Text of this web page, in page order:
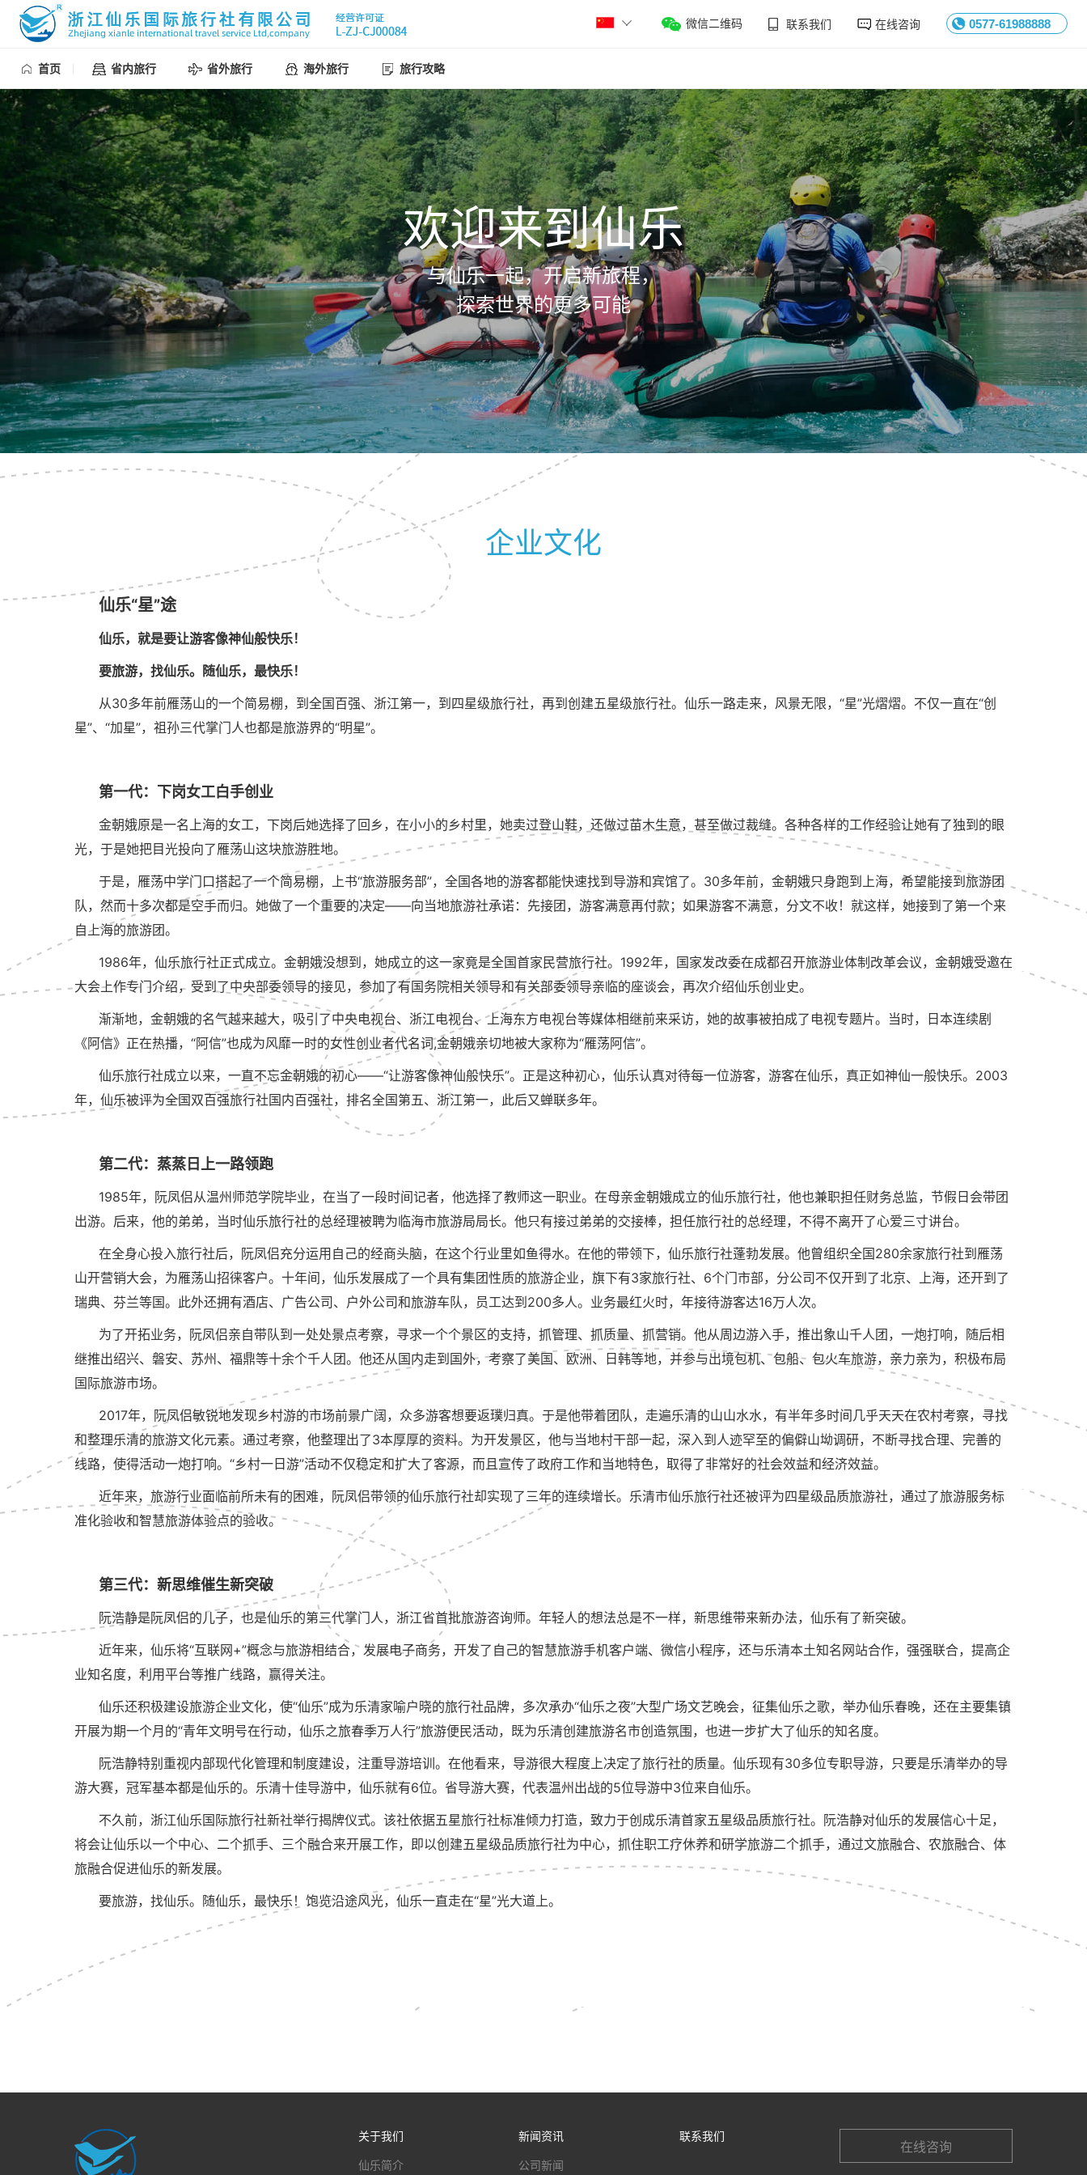
微信二维码 联系我们 在线咨询 0577-61988888
首页 省内旅行 省外旅行 海外旅行 旅行攻略
欢迎来到仙乐
与仙乐一起，开启新旅程，
探索世界的更多可能
企业文化
仙乐“星”途
仙乐，就是要让游客像神仙般快乐！
要旅游，找仙乐。随仙乐，最快乐！
从30多年前雁荡山的一个简易棚，到全国百强、浙江第一，到四星级旅行社，再到创建五星级旅行社。仙乐一路走来，风景无限，“星”光熠熠。不仅一直在“创
星”、“加星”，祖孙三代掌门人也都是旅游界的“明星”。
第一代：下岗女工白手创业
金朝娥原是一名上海的女工，下岗后她选择了回乡，在小小的乡村里，她卖过登山鞋，还做过苗木生意，甚至做过裁缝。各种各样的工作经验让她有了独到的眼
光，于是她把目光投向了雁荡山这块旅游胜地。
于是，雁荡中学门口搭起了一个简易棚，上书“旅游服务部”，全国各地的游客都能快速找到导游和宾馆了。30多年前，金朝娥只身跑到上海，希望能接到旅游团
队，然而十多次都是空手而归。她做了一个重要的决定——向当地旅游社承诺：先接团，游客满意再付款；如果游客不满意，分文不收！就这样，她接到了第一个来
自上海的旅游团。
1986年，仙乐旅行社正式成立。金朝娥没想到，她成立的这一家竟是全国首家民营旅行社。1992年，国家发改委在成都召开旅游业体制改革会议，金朝娥受邀在
大会上作专门介绍，受到了中央部委领导的接见，参加了有国务院相关领导和有关部委领导亲临的座谈会，再次介绍仙乐创业史。
渐渐地，金朝娥的名气越来越大，吸引了中央电视台、浙江电视台、上海东方电视台等媒体相继前来采访，她的故事被拍成了电视专题片。当时，日本连续剧
《阿信》正在热播，“阿信”也成为风靡一时的女性创业者代名词,金朝娥亲切地被大家称为“雁荡阿信”。
仙乐旅行社成立以来，一直不忘金朝娥的初心——“让游客像神仙般快乐”。正是这种初心，仙乐认真对待每一位游客，游客在仙乐，真正如神仙一般快乐。2003
年，仙乐被评为全国双百强旅行社国内百强社，排名全国第五、浙江第一，此后又蝉联多年。
第二代：蒸蒸日上一路领跑
1985年，阮凤侣从温州师范学院毕业，在当了一段时间记者，他选择了教师这一职业。在母亲金朝娥成立的仙乐旅行社，他也兼职担任财务总监，节假日会带团
出游。后来，他的弟弟，当时仙乐旅行社的总经理被聘为临海市旅游局局长。他只有接过弟弟的交接棒，担任旅行社的总经理，不得不离开了心爱三寸讲台。
在全身心投入旅行社后，阮凤侣充分运用自己的经商头脑，在这个行业里如鱼得水。在他的带领下，仙乐旅行社蓬勃发展。他曾组织全国280余家旅行社到雁荡
山开营销大会，为雁荡山招徕客户。十年间，仙乐发展成了一个具有集团性质的旅游企业，旗下有3家旅行社、6个门市部，分公司不仅开到了北京、上海，还开到了
瑞典、芬兰等国。此外还拥有酒店、广告公司、户外公司和旅游车队，员工达到200多人。业务最红火时，年接待游客达16万人次。
为了开拓业务，阮凤侣亲自带队到一处处景点考察，寻求一个个景区的支持，抓管理、抓质量、抓营销。他从周边游入手，推出象山千人团，一炮打响，随后相
继推出绍兴、磐安、苏州、福鼎等十余个千人团。他还从国内走到国外，考察了美国、欧洲、日韩等地，并参与出境包机、包船、包火车旅游，亲力亲为，积极布局
国际旅游市场。
2017年，阮凤侣敏锐地发现乡村游的市场前景广阔，众多游客想要返璞归真。于是他带着团队，走遍乐清的山山水水，有半年多时间几乎天天在农村考察，寻找
和整理乐清的旅游文化元素。通过考察，他整理出了3本厚厚的资料。为开发景区，他与当地村干部一起，深入到人迹罕至的偏僻山坳调研，不断寻找合理、完善的
线路，使得活动一炮打响。“乡村一日游”活动不仅稳定和扩大了客源，而且宣传了政府工作和当地特色，取得了非常好的社会效益和经济效益。
近年来，旅游行业面临前所未有的困难，阮凤侣带领的仙乐旅行社却实现了三年的连续增长。乐清市仙乐旅行社还被评为四星级品质旅游社，通过了旅游服务标
准化验收和智慧旅游体验点的验收。
第三代：新思维催生新突破
阮浩静是阮凤侣的儿子，也是仙乐的第三代掌门人，浙江省首批旅游咨询师。年轻人的想法总是不一样，新思维带来新办法，仙乐有了新突破。
近年来，仙乐将“互联网+”概念与旅游相结合，发展电子商务，开发了自己的智慧旅游手机客户端、微信小程序，还与乐清本土知名网站合作，强强联合，提高企
业知名度，利用平台等推广线路，赢得关注。
仙乐还积极建设旅游企业文化，使“仙乐”成为乐清家喻户晓的旅行社品牌，多次承办“仙乐之夜”大型广场文艺晚会，征集仙乐之歌，举办仙乐春晚，还在主要集镇
开展为期一个月的“青年文明号在行动，仙乐之旅春季万人行”旅游便民活动，既为乐清创建旅游名市创造氛围，也进一步扩大了仙乐的知名度。
阮浩静特别重视内部现代化管理和制度建设，注重导游培训。在他看来，导游很大程度上决定了旅行社的质量。仙乐现有30多位专职导游，只要是乐清举办的导
游大赛，冠军基本都是仙乐的。乐清十佳导游中，仙乐就有6位。省导游大赛，代表温州出战的5位导游中3位来自仙乐。
不久前，浙江仙乐国际旅行社新社举行揭牌仪式。该社依据五星旅行社标准倾力打造，致力于创成乐清首家五星级品质旅行社。阮浩静对仙乐的发展信心十足，
将会让仙乐以一个中心、二个抓手、三个融合来开展工作，即以创建五星级品质旅行社为中心，抓住职工疗休养和研学旅游二个抓手，通过文旅融合、农旅融合、体
旅融合促进仙乐的新发展。
要旅游，找仙乐。随仙乐，最快乐！饱览沿途风光，仙乐一直走在“星”光大道上。
关于我们
仙乐简介
新闻资讯
公司新闻
联系我们
在线咨询